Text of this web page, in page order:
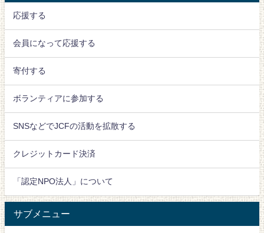
応援する
会員になって応援する
寄付する
ボランティアに参加する
SNSなどでJCFの活動を拡散する
クレジットカード決済
「認定NPO法人」について
サブメニュー